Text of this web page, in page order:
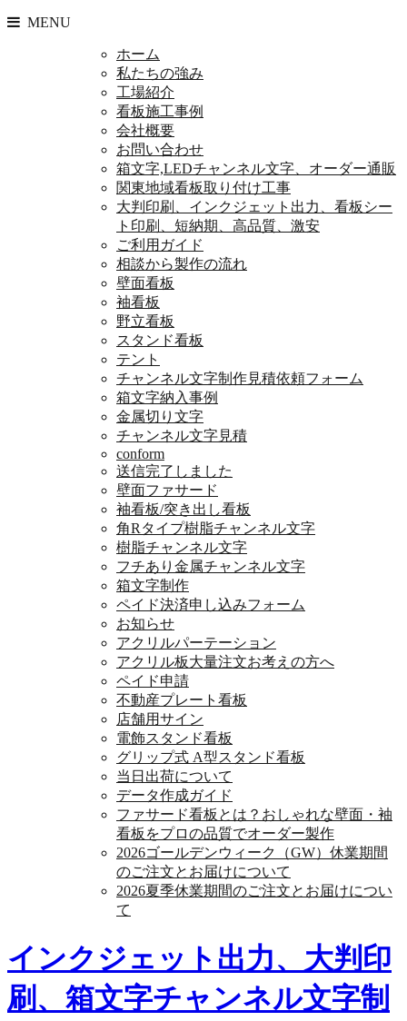
MENU
ホーム
私たちの強み
工場紹介
看板施工事例
会社概要
お問い合わせ
箱文字,LEDチャンネル文字、オーダー通販
関東地域看板取り付け工事
大判印刷、インクジェット出力、看板シー
ト印刷、短納期、高品質、激安
ご利用ガイド
相談から製作の流れ
壁面看板
袖看板
野立看板
スタンド看板
テント
チャンネル文字制作見積依頼フォーム
箱文字納入事例
金属切り文字
チャンネル文字見積
conform
送信完了しました
壁面ファサード
袖看板/突き出し看板
角Rタイプ樹脂チャンネル文字
樹脂チャンネル文字
フチあり金属チャンネル文字
箱文字制作
ペイド決済申し込みフォーム
お知らせ
アクリルパーテーション
アクリル板大量注文お考えの方へ
ペイド申請
不動産プレート看板
店舗用サイン
電飾スタンド看板
グリップ式 A型スタンド看板
当日出荷について
データ作成ガイド
ファサード看板とは？おしゃれな壁面・袖
看板をプロの品質でオーダー製作
2026ゴールデンウィーク（GW）休業期間
のご注文とお届けについて
2026夏季休業期間のご注文とお届けについ
て
インクジェット出力、大判印
刷、箱文字チャンネル文字制